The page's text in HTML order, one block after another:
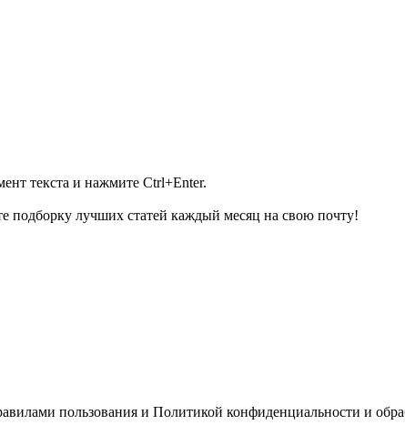
текста и нажмите Ctrl+Enter.
подборку лучших статей каждый месяц на свою почту!
пользования и Политикой конфиденциальности и